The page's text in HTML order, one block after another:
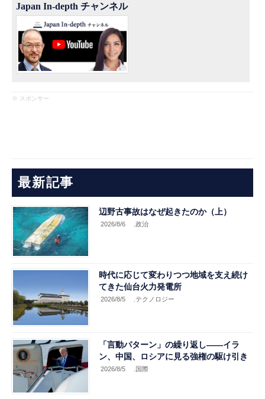
Japan In-depth チャンネル
※ スポンサー
最新記事
辺野古事故はなぜ起きたのか（上）
2026/8/6 .政治
時代に応じて変わりつつ地域を支え続け
てきた仙台火力発電所
2026/8/5 .テクノロジー
「言動パターン」の繰り返し――イラ
ン、中国、ロシアに見る強権の駆け引き
2026/8/5 .国際